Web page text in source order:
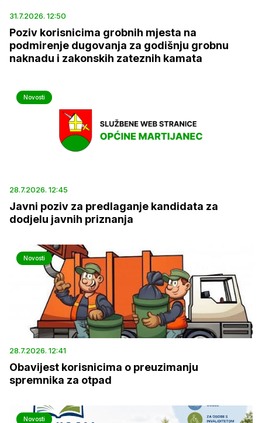
31.7.2026. 12:50
Poziv korisnicima grobnih mjesta na
podmirenje dugovanja za godišnju grobnu
naknadu i zakonskih zateznih kamata
Novosti
28.7.2026. 12:45
Javni poziv za predlaganje kandidata za
dodjelu javnih priznanja
Novosti
28.7.2026. 12:41
Obavijest korisnicima o preuzimanju
spremnika za otpad
Novosti